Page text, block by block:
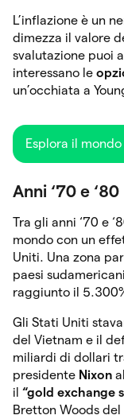
L’inflazione è un
dimezza il valore
svalutazione puoi
interessano le
un’occhiata a
Esplora il
Anni ‘70 e ‘80
Tra gli anni ‘70 e
mondo con un
Uniti. Una zona
paesi
raggiunto il
Gli Stati Uniti
del Vietnam e il
miliardi di dollari
presidente Nixon
il “gold exchange
Bretton Woods